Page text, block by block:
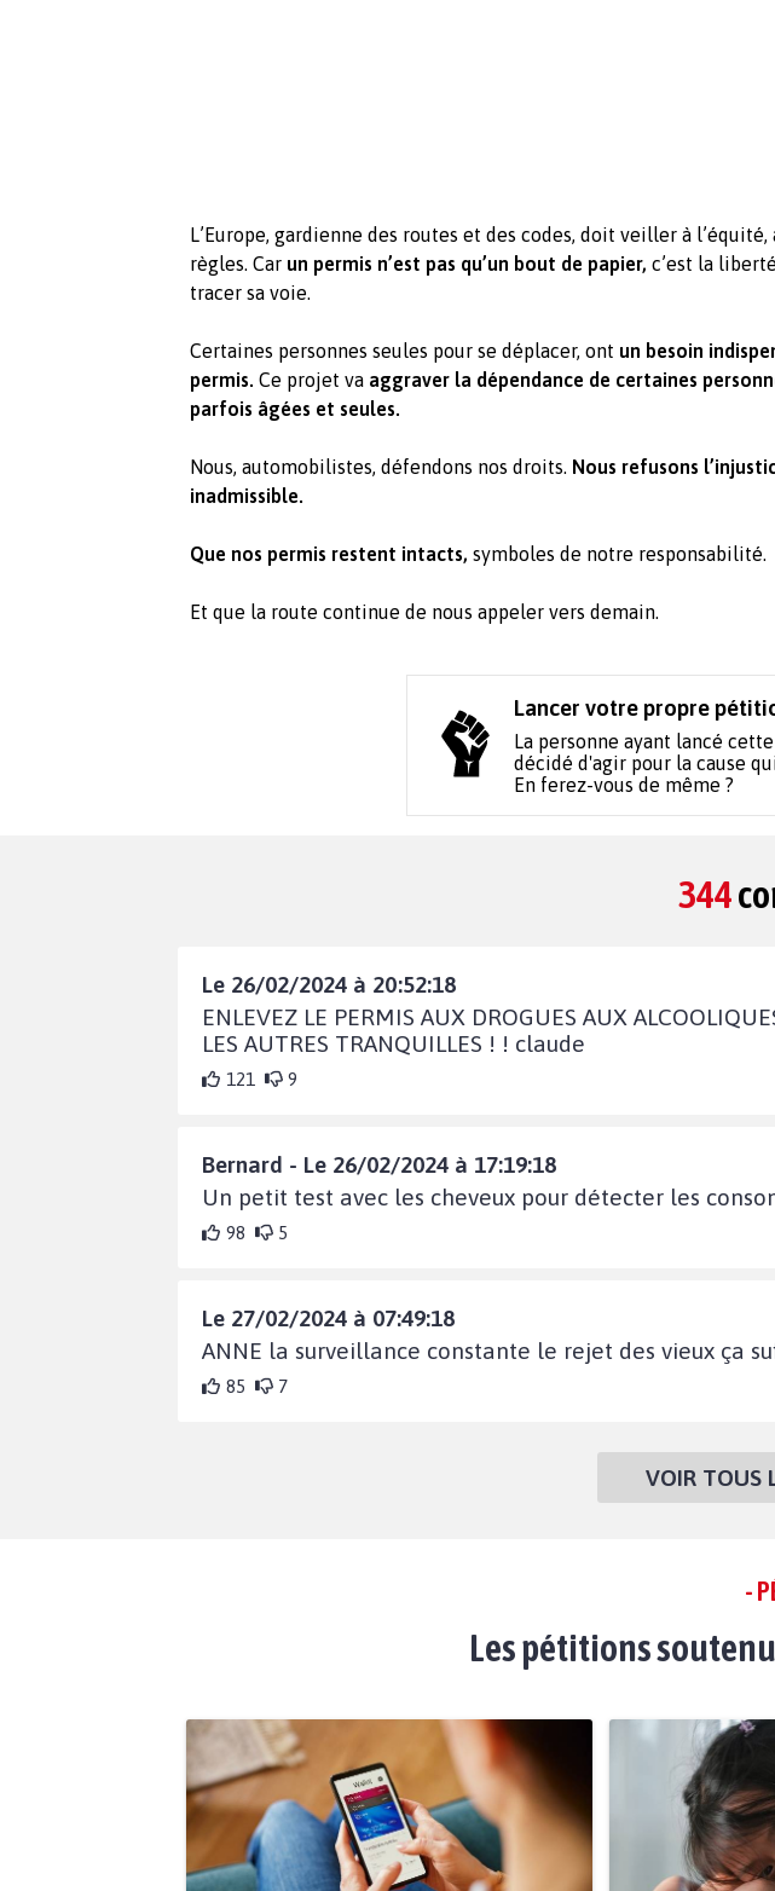
L’Europe, gardienne des routes et des codes, doit veiller à l’équité,
règles. Car un permis n’est pas qu’un bout de papier, c’est la
tracer sa voie.
Certaines personnes seules pour se déplacer, ont un besoin
permis. Ce projet va aggraver la dépendance de certaines
parfois âgées et seules.
Nous, automobilistes, défendons nos droits. Nous refusons
inadmissible.
Que nos permis restent intacts, symboles de notre responsabilité.
Et que la route continue de nous appeler vers demain.
Lancer votre propre
La personne ayant lancé
décidé d'agir pour la cause
En ferez-vous de même ?
344
Le 26/02/2024 à 20:52:18
ENLEVEZ LE PERMIS AUX DROGUES AUX
LES AUTRES TRANQUILLES ! ! claude
121 9
Bernard - Le 26/02/2024 à 17:19:18
Un petit test avec les cheveux pour détecter les
98 5
Le 27/02/2024 à 07:49:18
ANNE la surveillance constante le rejet des vieux ça
85 7
VOIR TOUS
-
Les pétitions